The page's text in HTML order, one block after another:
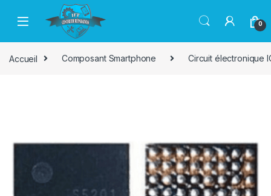
Passer à la navigation
Aller au contenu
0
Accueil Composant Smartphone Circuit électronique